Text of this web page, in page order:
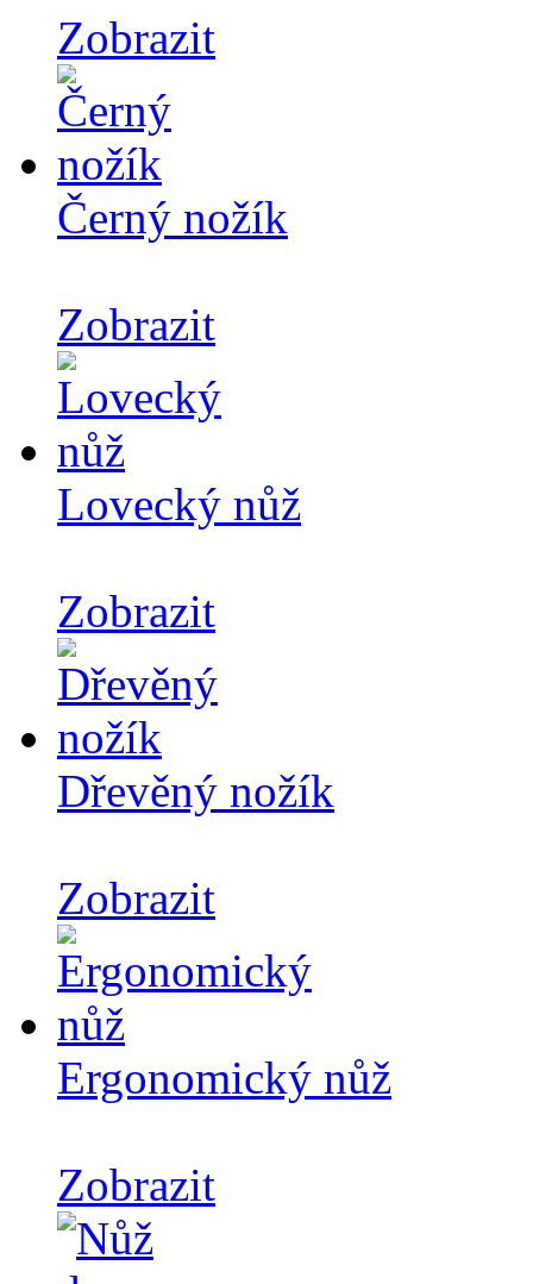
Zobrazit
Černý nožík
Zobrazit
Lovecký nůž
Zobrazit
Dřevěný nožík
Zobrazit
Ergonomický nůž
Zobrazit